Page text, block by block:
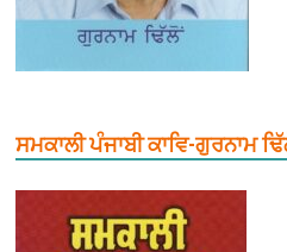
ਸਮਕਾਲੀ ਪੰਜਾਬੀ ਕਾਵਿ-ਗੁਰਨਾਮ